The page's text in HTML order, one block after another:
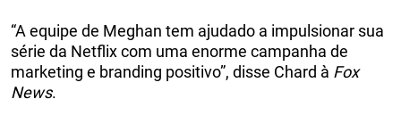
“A equipe de Meghan tem ajudado a impulsionar sua
série da Netflix com uma enorme campanha de
marketing e branding positivo”, disse Chard à Fox
News.